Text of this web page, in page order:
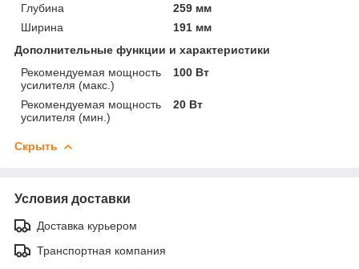
Глубина
259 мм
Ширина
191 мм
Дополнительные функции и характеристики
Рекомендуемая мощность
усилителя (макс.)
100 Вт
Рекомендуемая мощность
усилителя (мин.)
20 Вт
Скрыть
Условия доставки
Доставка курьером
Транспортная компания